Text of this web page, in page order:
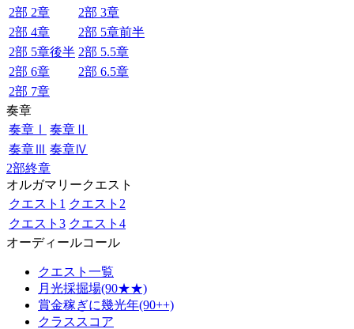
2部 2章
2部 3章
2部 4章
2部 5章前半
2部 5章後半 2部 5.5章
2部 6章
2部 6.5章
2部 7章
奏章
奏章Ⅰ
奏章Ⅱ
奏章Ⅲ 奏章Ⅳ
2部終章
オルガマリークエスト
クエスト1 クエスト2
クエスト3 クエスト4
オーディールコール
クエスト一覧
月光採掘場(90★★)
賞金稼ぎに幾光年(90++)
クラススコア